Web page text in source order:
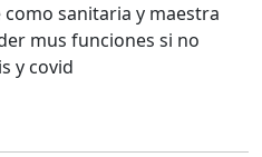
sanitaria y maestra
mus funciones si no
y covid